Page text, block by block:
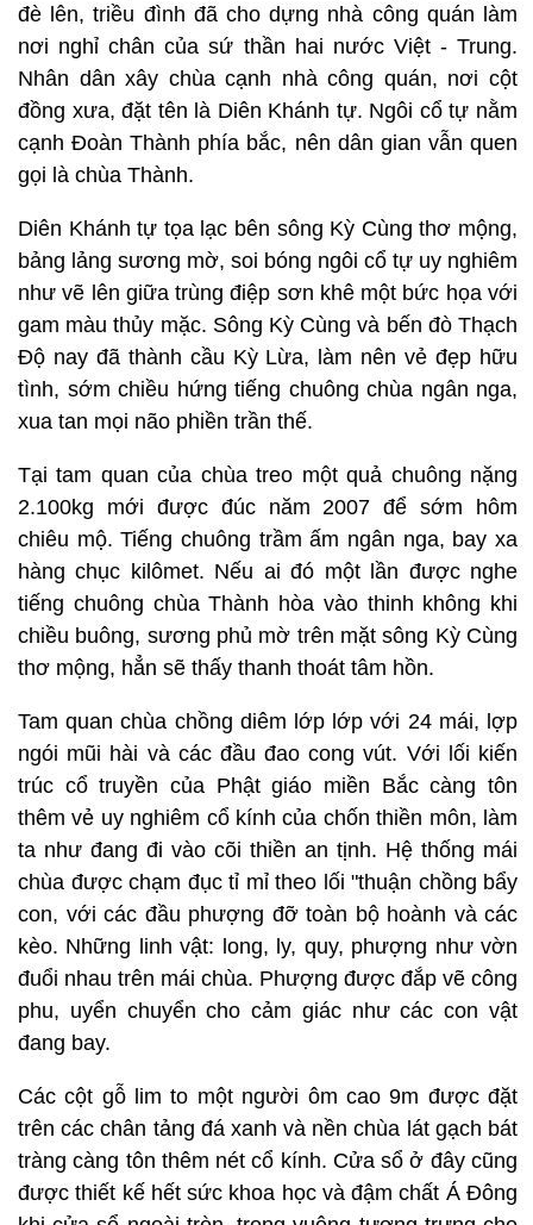
đè lên, triều đình đã cho dựng nhà công quán làm
nơi nghỉ chân của sứ thần hai nước Việt - Trung.
Nhân dân xây chùa cạnh nhà công quán, nơi cột
đồng xưa, đặt tên là Diên Khánh tự. Ngôi cổ tự nằm
cạnh Đoàn Thành phía bắc, nên dân gian vẫn quen
gọi là chùa Thành.
Diên Khánh tự tọa lạc bên sông Kỳ Cùng thơ mộng,
bảng lảng sương mờ, soi bóng ngôi cổ tự uy nghiêm
như vẽ lên giữa trùng điệp sơn khê một bức họa với
gam màu thủy mặc. Sông Kỳ Cùng và bến đò Thạch
Độ nay đã thành cầu Kỳ Lừa, làm nên vẻ đẹp hữu
tình, sớm chiều hứng tiếng chuông chùa ngân nga,
xua tan mọi não phiền trần thế.
Tại tam quan của chùa treo một quả chuông nặng
2.100kg mới được đúc năm 2007 để sớm hôm
chiêu mộ. Tiếng chuông trầm ấm ngân nga, bay xa
hàng chục kilômet. Nếu ai đó một lần được nghe
tiếng chuông chùa Thành hòa vào thinh không khi
chiều buông, sương phủ mờ trên mặt sông Kỳ Cùng
thơ mộng, hẳn sẽ thấy thanh thoát tâm hồn.
Tam quan chùa chồng diêm lớp lớp với 24 mái, lợp
ngói mũi hài và các đầu đao cong vút. Với lối kiến
trúc cổ truyền của Phật giáo miền Bắc càng tôn
thêm vẻ uy nghiêm cổ kính của chốn thiền môn, làm
ta như đang đi vào cõi thiền an tịnh. Hệ thống mái
chùa được chạm đục tỉ mỉ theo lối "thuận chồng bẩy
con, với các đầu phượng đỡ toàn bộ hoành và các
kèo. Những linh vật: long, ly, quy, phượng như vờn
đuổi nhau trên mái chùa. Phượng được đắp vẽ công
phu, uyển chuyển cho cảm giác như các con vật
đang bay.
Các cột gỗ lim to một người ôm cao 9m được đặt
trên các chân tảng đá xanh và nền chùa lát gạch bát
tràng càng tôn thêm nét cổ kính. Cửa sổ ở đây cũng
được thiết kế hết sức khoa học và đậm chất Á Đông